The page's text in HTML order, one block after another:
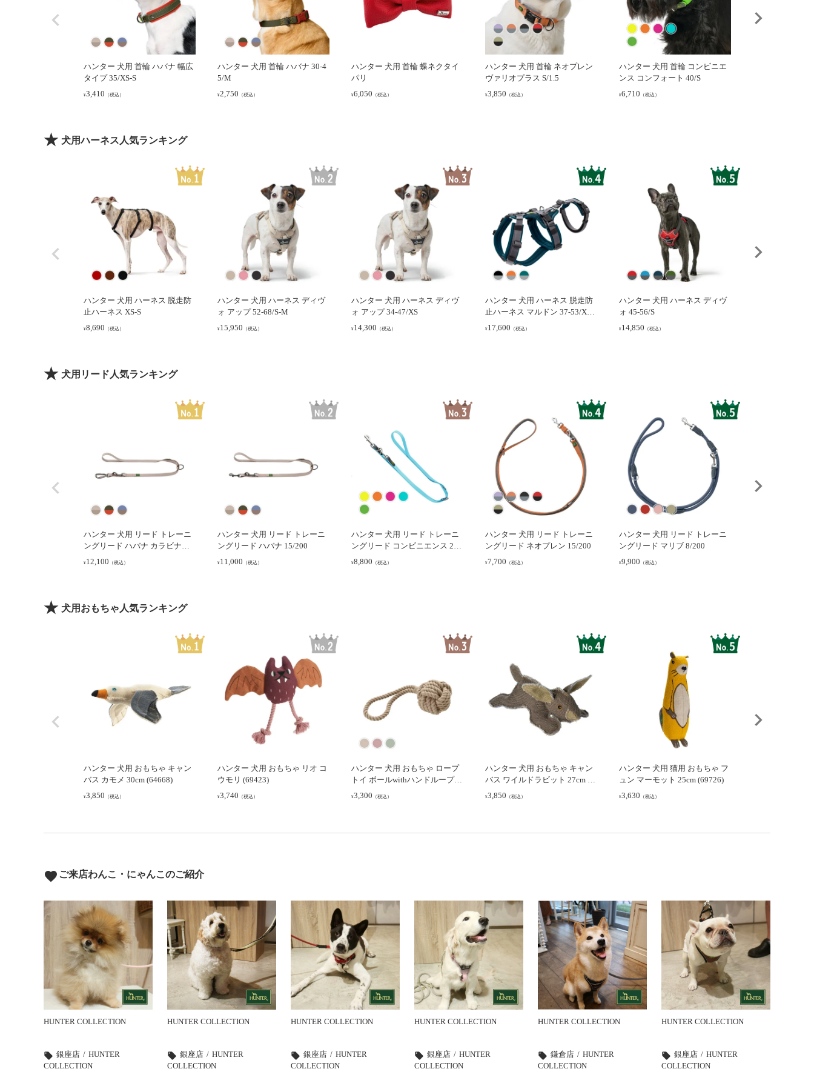
ハンター 犬用 首輪 ハバナ 幅広
タイプ 35/XS-S
¥3,410 （税込）
ハンター 犬用 首輪 ハバナ 30-4
5/M
¥2,750 （税込）
ハンター 犬用 首輪 蝶ネクタイ
パリ
¥6,050 （税込）
ハンター 犬用 首輪 ネオプレン
ヴァリオプラス S/1.5
¥3,850 （税込）
ハンター 犬用 首輪 コンビニエ
ンス コンフォート 40/S
¥6,710 （税込）
犬用ハーネス人気ランキング
ハンター 犬用 ハーネス 脱走防
止ハーネス XS-S
¥8,690 （税込）
ハンター 犬用 ハーネス ディヴ
ォ アップ 52-68/S-M
¥15,950 （税込）
ハンター 犬用 ハーネス ディヴ
ォ アップ 34-47/XS
¥14,300 （税込）
ハンター 犬用 ハーネス 脱走防
止ハーネス マルドン 37-53/XS-
S
¥17,600 （税込）
ハンター 犬用 ハーネス ディヴ
ォ 45-56/S
¥14,850 （税込）
犬用リード人気ランキング
ハンター 犬用 リード トレーニ
ングリード ハバナ カラビナタ
イプ 20/200
¥12,100 （税込）
ハンター 犬用 リード トレーニ
ングリード ハバナ 15/200
¥11,000 （税込）
ハンター 犬用 リード トレーニ
ングリード コンビニエンス 20/
200
¥8,800 （税込）
ハンター 犬用 リード トレーニ
ングリード ネオプレン 15/200
¥7,700 （税込）
ハンター 犬用 リード トレーニ
ングリード マリブ 8/200
¥9,900 （税込）
犬用おもちゃ人気ランキング
ハンター 犬用 おもちゃ キャン
バス カモメ 30cm (64668)
¥3,850 （税込）
ハンター 犬用 おもちゃ リオ コ
ウモリ (69423)
¥3,740 （税込）
ハンター 犬用 おもちゃ ロープ
トイ ボールwithハンドループ
イナリ S
¥3,300 （税込）
ハンター 犬用 おもちゃ キャン
バス ワイルドラビット 27cm (6
0840)
¥3,850 （税込）
ハンター 犬用 猫用 おもちゃ フ
ュン マーモット 25cm (69726)
¥3,630 （税込）
favorite ご来店わんこ・にゃんこのご紹介
HUNTER COLLECTION
local_offer 銀座店
HUNTER
COLLECTION
HUNTER COLLECTION
local_offer 銀座店
HUNTER
COLLECTION
HUNTER COLLECTION
local_offer 銀座店
HUNTER
COLLECTION
HUNTER COLLECTION
local_offer 銀座店
HUNTER
COLLECTION
HUNTER COLLECTION
local_offer 鎌倉店
HUNTER
COLLECTION
HUNTER COLLECTION
local_offer 銀座店
HUNTER
COLLECTION